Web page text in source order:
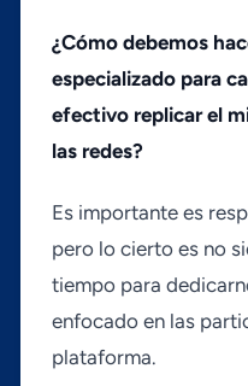
¿Cómo debemos
especializado para
efectivo replicar el
las redes?
Es importante es
pero lo cierto es no
tiempo para
enfocado en las
plataforma.